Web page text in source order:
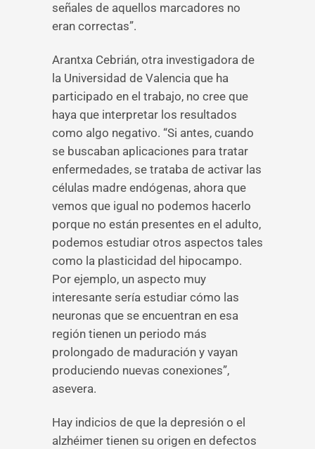
señales de aquellos marcadores no
eran correctas”.
Arantxa Cebrián, otra investigadora de
la Universidad de Valencia que ha
participado en el trabajo, no cree que
haya que interpretar los resultados
como algo negativo. “Si antes, cuando
se buscaban aplicaciones para tratar
enfermedades, se trataba de activar las
células madre endógenas, ahora que
vemos que igual no podemos hacerlo
porque no están presentes en el adulto,
podemos estudiar otros aspectos tales
como la plasticidad del hipocampo.
Por ejemplo, un aspecto muy
interesante sería estudiar cómo las
neuronas que se encuentran en esa
región tienen un periodo más
prolongado de maduración y vayan
produciendo nuevas conexiones”,
asevera.
Hay indicios de que la depresión o el
alzhéimer tienen su origen en defectos